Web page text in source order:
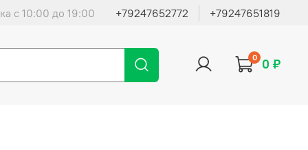
с 10:00 до 19:00 +79247652772 +79247651819
0 0 ₽